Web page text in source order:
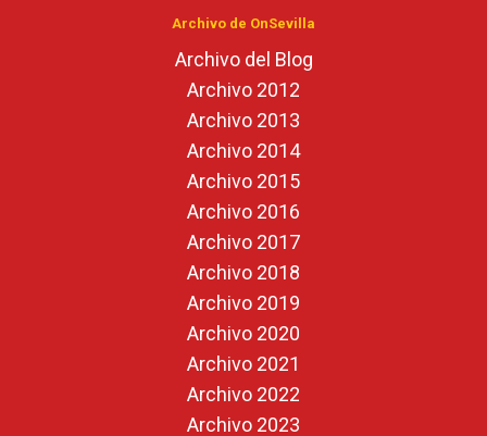
Archivo de OnSevilla
Archivo del Blog
Archivo 2012
Archivo 2013
Archivo 2014
Archivo 2015
Archivo 2016
Archivo 2017
Archivo 2018
Archivo 2019
Archivo 2020
Archivo 2021
Archivo 2022
Archivo 2023